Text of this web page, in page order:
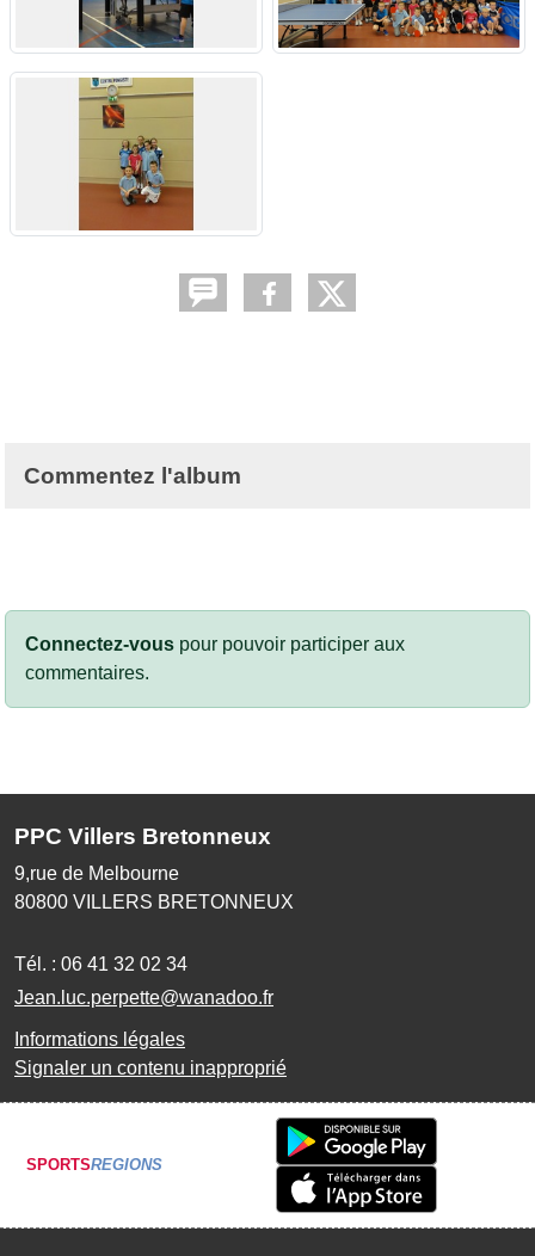
Commentez l'album
Connectez-vous pour pouvoir participer aux
commentaires.
PPC Villers Bretonneux
9,rue de Melbourne
80800 VILLERS BRETONNEUX
Tél. : 06 41 32 02 34
Jean.luc.perpette@wanadoo.fr
Informations légales
Signaler un contenu inapproprié
SPORTSREGIONS